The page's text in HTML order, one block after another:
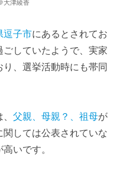
大津綾香
逗子市にあるとされてお
していたようで、実家
り、選挙活動時にも帯同
父親、母親？、祖母が
しては公表されていな
いです。